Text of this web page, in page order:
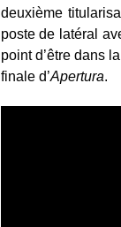
deuxième
poste de latéral
point d’être dans
finale d’Apertura.